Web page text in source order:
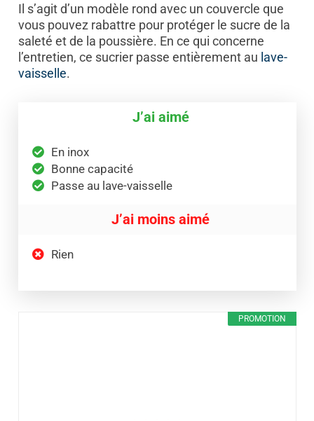
Il s’agit d’un modèle rond avec un couvercle que
vous pouvez rabattre pour protéger le sucre de la
saleté et de la poussière. En ce qui concerne
l’entretien, ce sucrier passe entièrement au lave-
vaisselle.
J’ai aimé
En inox
Bonne capacité
Passe au lave-vaisselle
J’ai moins aimé
Rien
PROMOTION